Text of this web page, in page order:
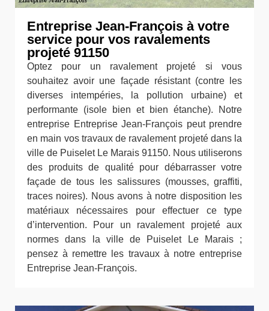
Entreprise Jean-François à votre
service pour vos ravalements
projeté 91150
Optez pour un ravalement projeté si vous
souhaitez avoir une façade résistant (contre les
diverses intempéries, la pollution urbaine) et
performante (isole bien et bien étanche). Notre
entreprise Entreprise Jean-François peut prendre
en main vos travaux de ravalement projeté dans la
ville de Puiselet Le Marais 91150. Nous utiliserons
des produits de qualité pour débarrasser votre
façade de tous les salissures (mousses, graffiti,
traces noires). Nous avons à notre disposition les
matériaux nécessaires pour effectuer ce type
d’intervention. Pour un ravalement projeté aux
normes dans la ville de Puiselet Le Marais ;
pensez à remettre les travaux à notre entreprise
Entreprise Jean-François.